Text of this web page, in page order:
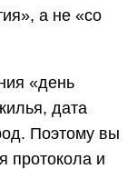
а не «со
«день
дата
Поэтому вы
протокола и